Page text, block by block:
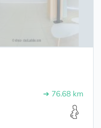
➔ 76.68 km